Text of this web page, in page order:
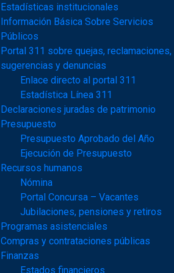
Estadísticas institucionales
Información Básica Sobre Servicios
Públicos
Portal 311 sobre quejas, reclamaciones,
sugerencias y denuncias
Enlace directo al portal 311
Estadística Línea 311
Declaraciones juradas de patrimonio
Presupuesto
Presupuesto Aprobado del Año
Ejecución de Presupuesto
Recursos humanos
Nómina
Portal Concursa – Vacantes
Jubilaciones, pensiones y retiros
Programas asistenciales
Compras y contrataciones públicas
Finanzas
Estados financieros